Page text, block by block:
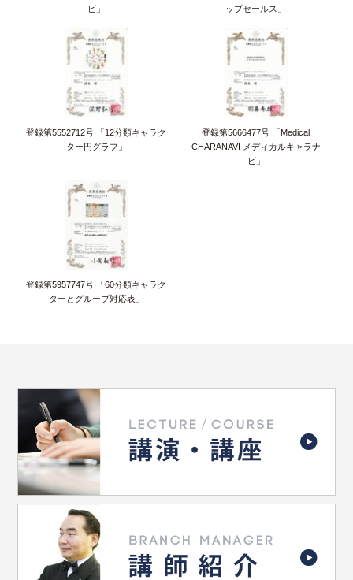
ビ」
ップセールス」
登録第5552712号 「12分類キャラク
ター円グラフ」
登録第5666477号 「Medical
CHARANAVI メディカルキャラナ
ビ」
登録第5957747号 「60分類キャラク
ターとグループ対応表」